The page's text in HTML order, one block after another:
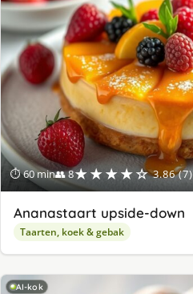
⏱ 60 min👥 8★★★★☆ 3.86 (7)
Ananastaart upside-down
Taarten, koek & gebak
AI-kok